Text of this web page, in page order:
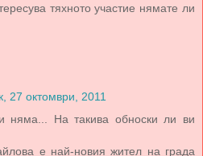
тяхното участие нямате ли
27 октомври, 2011
няма... На такива обноски ли ви
е най-новия жител на града